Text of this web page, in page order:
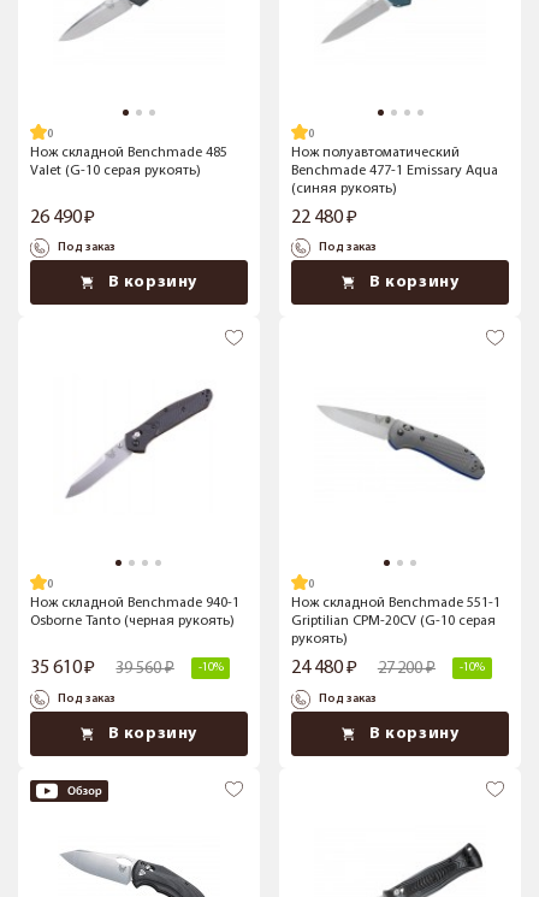
Нож складной Benchmade 485
Valet (G-10 серая рукоять)
26 490
Под заказ
В корзину
Нож полуавтоматический
Benchmade 477-1 Emissary Aqua
(синяя рукоять)
22 480
Под заказ
В корзину
Нож складной Benchmade 940-1
Osborne Tanto (черная рукоять)
35 610 39 560 -10%
Под заказ
В корзину
Нож складной Benchmade 551-1
Griptilian CPM-20CV (G-10 серая
рукоять)
24 480 27 200 -10%
Под заказ
В корзину